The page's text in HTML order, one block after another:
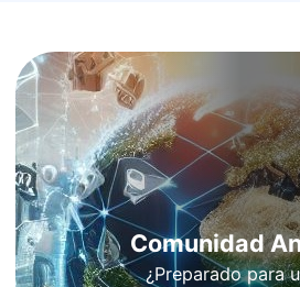
Comunidad
¿Preparado para